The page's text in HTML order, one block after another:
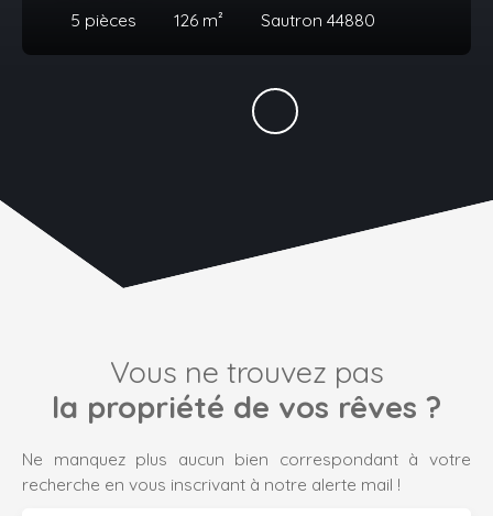
5 pièces 126 m² Sautron 44880
Vous ne trouvez pas
la propriété de vos rêves ?
Ne manquez plus aucun bien correspondant à votre
recherche en vous inscrivant à notre alerte mail !